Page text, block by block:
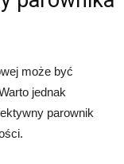
może być
jednak
parownik